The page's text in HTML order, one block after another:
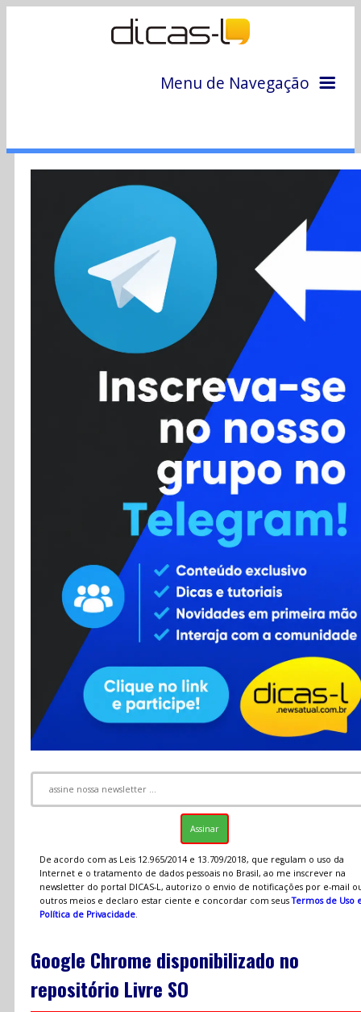
Menu de Navegação
Colunas
Colaboradores
Cursos
Enviar Dica
Contato
RSS
De acordo com as Leis 12.965/2014 e 13.709/2018, que regulam o uso da
Internet e o tratamento de dados pessoais no Brasil, ao me inscrever na
newsletter do portal DICAS-L, autorizo o envio de notificações por e-mail
outros meios e declaro estar ciente e concordar com seusTermos de Uso
Política de Privacidade.
Google Chrome disponibilizado no
repositório Livre SO